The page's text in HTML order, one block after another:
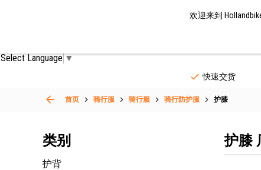
Select Language▼
欢迎来到
快速交货
首页 骑行服 骑行服 骑行防护服 护膝
类别
护背
护膝